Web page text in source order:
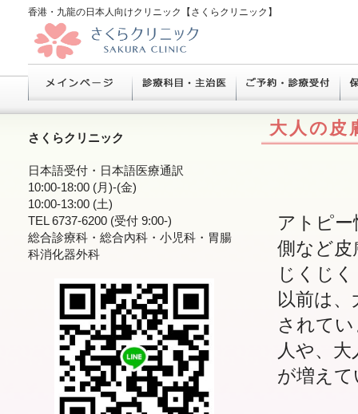
香港・九龍の日本人向けクリニック【さくらクリニック】
大人の皮
アトピ
側など皮
じくじ
以前は
されて
人や、
が増え
さくらクリニック
日本語受付・日本語医療通訳
10:00-18:00 (月)-(金)
10:00-13:00 (土)
TEL 6737-6200 (受付 9:00-)
総合診療科・総合內科・小児科・胃腸
科消化器外科